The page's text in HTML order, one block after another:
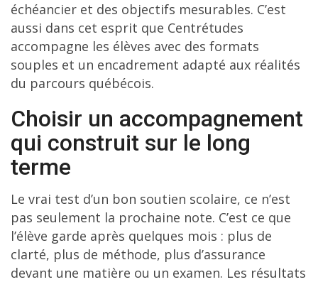
échéancier et des objectifs mesurables. C’est
aussi dans cet esprit que Centrétudes
accompagne les élèves avec des formats
souples et un encadrement adapté aux réalités
du parcours québécois.
Choisir un accompagnement
qui construit sur le long
terme
Le vrai test d’un bon soutien scolaire, ce n’est
pas seulement la prochaine note. C’est ce que
l’élève garde après quelques mois : plus de
clarté, plus de méthode, plus d’assurance
devant une matière ou un examen. Les résultats